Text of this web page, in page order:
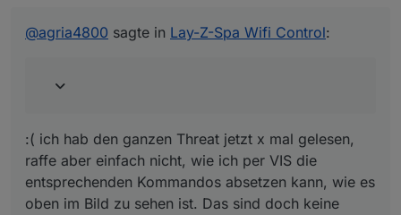
Für den finalen Einbau musste aber noch ein Gehäuse
her.
nochmal eine neuere Version aus ABS erstellen. PLA
scheint mir hier bei den Temperaturen etwas kritisch…
aber einfach nicht, wie ich per VIS die
entsprechenden Kommandos absetzen kann, wie es
hab ich denn übersehen?
@agria4800 sagte in Lay-Z-Spa Wifi Control:
:( ich hab den ganzen Threat jetzt x mal gelesen,
raffe aber einfach nicht, wie ich per VIS die
entsprechenden Kommandos absetzen kann, wie es
oben im Bild zu sehen ist. Das sind doch keine